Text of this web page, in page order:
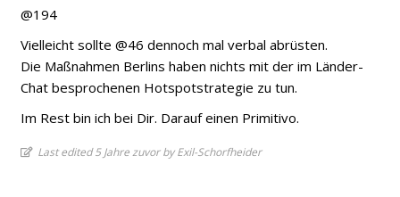
@194
Vielleicht sollte @46 dennoch mal verbal abrüsten.
Die Maßnahmen Berlins haben nichts mit der im Länder-
Chat besprochenen Hotspotstrategie zu tun.
Im Rest bin ich bei Dir. Darauf einen Primitivo.
Last edited 5 Jahre zuvor by Exil-Schorfheider